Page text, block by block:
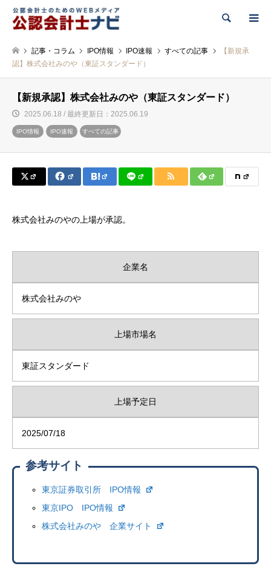
検索
記事・コラム IPO情報 IPO速報 すべての記事
【新規承
認】株式会社みのや（東証スタンダード）
【新規承認】株式会社みのや（東証スタンダード）
2025.06.18 / 最終更新日：2025.06.19
IPO情報 IPO速報 すべての記事
株式会社みのやの上場が承認。
企業名
株式会社みのや
上場市場名
東証スタンダード
上場予定日
2025/07/18
参考サイト
東京証券取引所 IPO情報
東京IPO IPO情報
株式会社みのや 企業サイト